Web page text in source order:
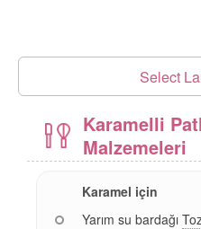
Select
Karamelli
Malzemeleri
Karamel için
Yarım su bardağı